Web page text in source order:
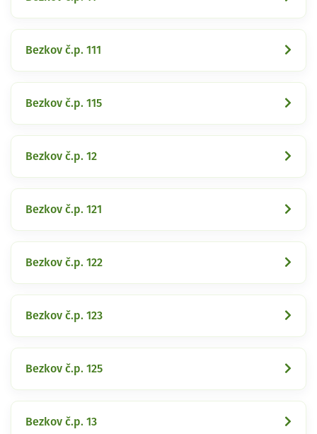
Bezkov č.p. 111
Bezkov č.p. 115
Bezkov č.p. 12
Bezkov č.p. 121
Bezkov č.p. 122
Bezkov č.p. 123
Bezkov č.p. 125
Bezkov č.p. 13